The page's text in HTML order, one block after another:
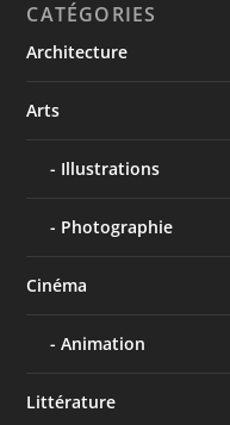
CATÉGORIES
Architecture
Arts
Illustrations
Photographie
Cinéma
Animation
Littérature